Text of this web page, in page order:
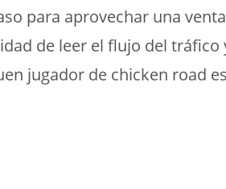
para aprovechar una
de leer el flujo del
jugador de chicken road